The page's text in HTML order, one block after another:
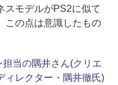
スモデルがPS2に似て
この点は意識したもの
当の隅井さん(クリエ
ィレクター・隅井徹氏)